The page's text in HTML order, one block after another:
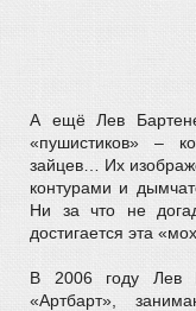
А ещё Лев
«пушистиков» –
зайцев… Их
контурами и
Ни за что не
достигается эта
В 2006 году Лев
«Артбарт»,